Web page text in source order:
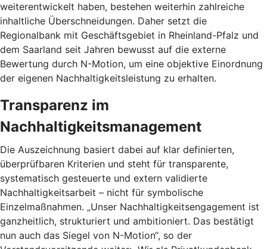
weiterentwickelt haben, bestehen weiterhin zahlreiche
inhaltliche Überschneidungen. Daher setzt die
Regionalbank mit Geschäftsgebiet in Rheinland-Pfalz und
dem Saarland seit Jahren bewusst auf die externe
Bewertung durch N-Motion, um eine objektive Einordnung
der eigenen Nachhaltigkeitsleistung zu erhalten.
Transparenz im
Nachhaltigkeitsmanagement
Die Auszeichnung basiert dabei auf klar definierten,
überprüfbaren Kriterien und steht für transparente,
systematisch gesteuerte und extern validierte
Nachhaltigkeitsarbeit – nicht für symbolische
Einzelmaßnahmen. „Unser Nachhaltigkeitsengagement ist
ganzheitlich, strukturiert und ambitioniert. Das bestätigt
nun auch das Siegel von N-Motion“, so der